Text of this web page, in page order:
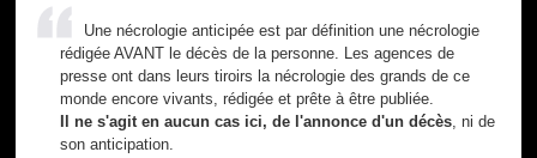
Une nécrologie anticipée est par définition une nécrologie
rédigée AVANT le décès de la personne. Les agences de
presse ont dans leurs tiroirs la nécrologie des grands de ce
monde encore vivants, rédigée et prête à être publiée.
Il ne s'agit en aucun cas ici, de l'annonce d'un décès , ni de
son anticipation.